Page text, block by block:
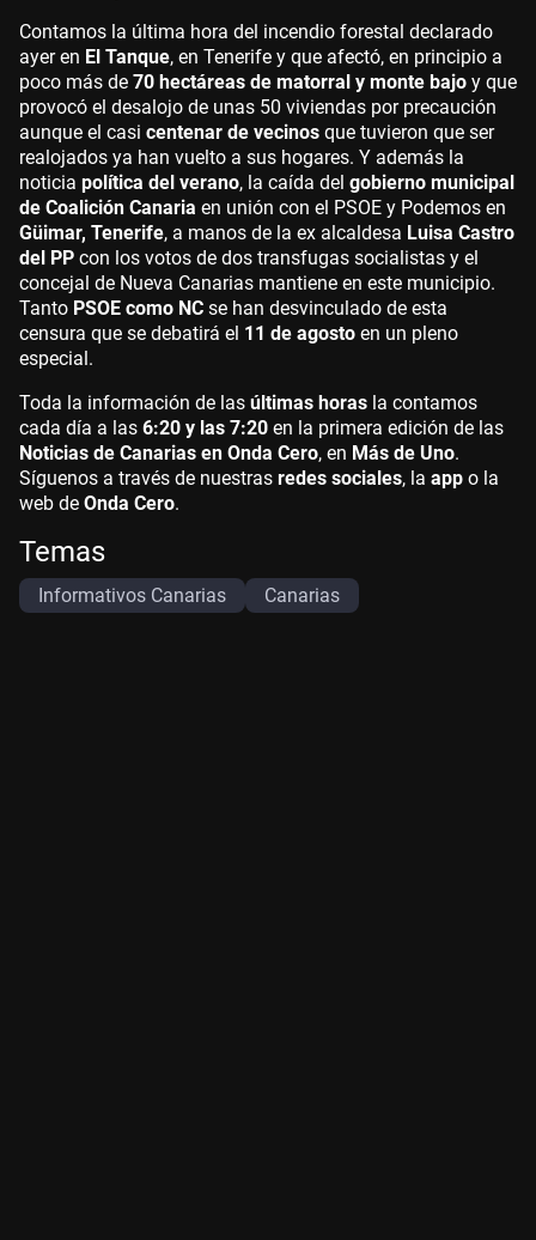
Contamos la última hora del incendio forestal declarado
ayer en El Tanque, en Tenerife y que afectó, en principio a
poco más de 70 hectáreas de matorral y monte bajo y que
provocó el desalojo de unas 50 viviendas por precaución
aunque el casi centenar de vecinos que tuvieron que ser
realojados ya han vuelto a sus hogares. Y además la
noticia política del verano, la caída del gobierno municipal
de Coalición Canaria en unión con el PSOE y Podemos en
Güimar, Tenerife, a manos de la ex alcaldesa Luisa Castro
del PP con los votos de dos transfugas socialistas y el
concejal de Nueva Canarias mantiene en este municipio.
Tanto PSOE como NC se han desvinculado de esta
censura que se debatirá el 11 de agosto en un pleno
especial.
Toda la información de las últimas horas la contamos
cada día a las 6:20 y las 7:20 en la primera edición de las
Noticias de Canarias en Onda Cero, en Más de Uno.
Síguenos a través de nuestras redes sociales, la app o la
web de Onda Cero.
Temas
Informativos Canarias Canarias